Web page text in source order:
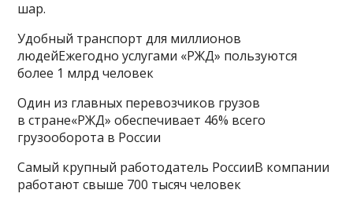
шар.
Удобный транспорт для миллионов
людейЕжегодно услугами «РЖД» пользуются
более 1 млрд человек
Один из главных перевозчиков грузов
в стране«РЖД» обеспечивает 46% всего
грузооборота в России
Самый крупный работодатель РоссииВ компании
работают свыше 700 тысяч человек